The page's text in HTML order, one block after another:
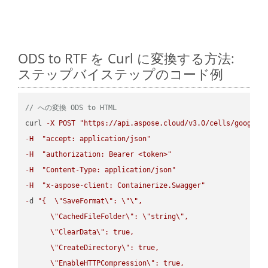
ODS to RTF を Curl に変換する方法:
ステップバイステップのコード例
// への変換 ODS to HTML
curl
-X POST
"https://api.aspose.cloud/v3.0/cells/
- H
"accept: application/json"
- H
"authorization: Bearer <token>"
- H
"Content-Type: application/json"
- H
"x-aspose-client: Containerize.Swagger"
-d "{ \"SaveFormat\" : \"\" ,
\"CachedFileFolder\" : \"string\" ,
\"ClearData\" : true,
\"CreateDirectory\" : true,
\" EnableHTTPCompression\" : true,